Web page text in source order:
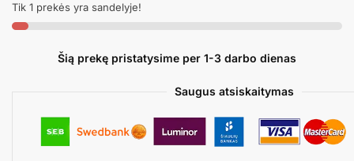
AIR
HOT
Tik 1 prekės yra sandelyje!
Šią prekę pristatysime per 1-3 darbo dienas
Saugus atsiskaitymas